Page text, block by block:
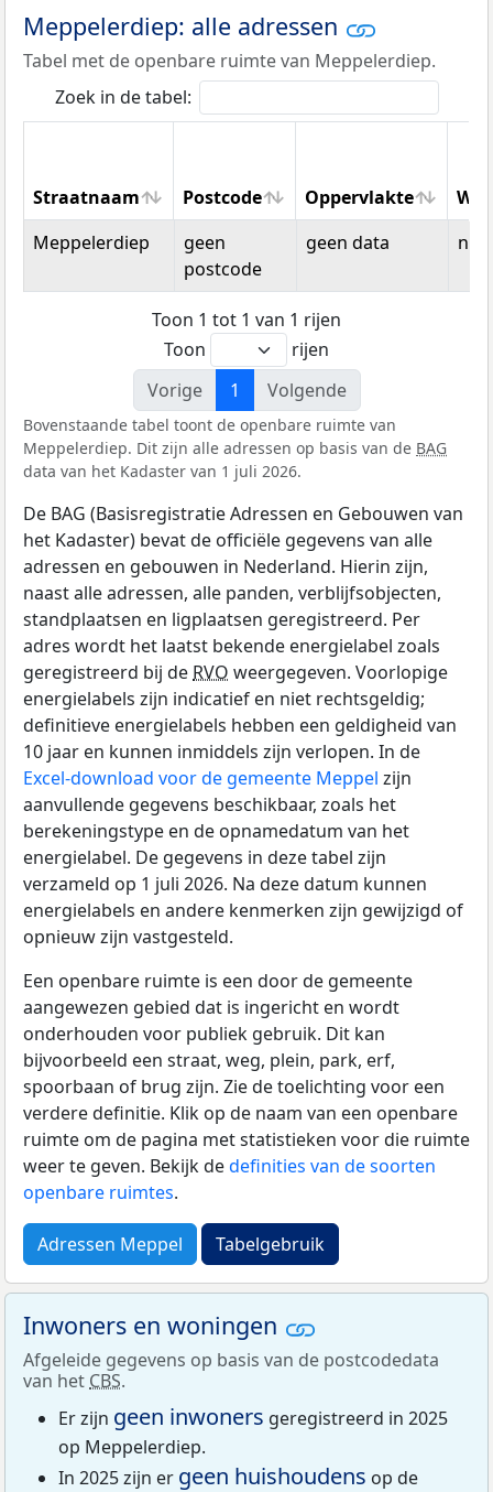
Meppelerdiep: alle adressen
Tabel met de openbare ruimte van Meppelerdiep.
Zoek in de tabel:
Straatnaam Postcode Oppervlakte
Straatnaam
Postcode Oppervlakte
Meppelerdiep
geen
postcode
geen data
Toon 1 tot 1 van 1 rijen
Toon
rijen
Vorige
1 Volgende
Bovenstaande tabel toont de openbare ruimte van
Meppelerdiep. Dit zijn alle adressen op basis van de BAG
data van het Kadaster van 1 juli 2026.
De BAG (Basisregistratie Adressen en Gebouwen van
het Kadaster) bevat de officiële gegevens van alle
adressen en gebouwen in Nederland. Hierin zijn,
naast alle adressen, alle panden, verblijfsobjecten,
standplaatsen en ligplaatsen geregistreerd. Per
adres wordt het laatst bekende energielabel zoals
geregistreerd bij de RVO weergegeven. Voorlopige
energielabels zijn indicatief en niet rechtsgeldig;
definitieve energielabels hebben een geldigheid van
10 jaar en kunnen inmiddels zijn verlopen. In de
Excel-download voor de gemeente Meppel zijn
aanvullende gegevens beschikbaar, zoals het
berekeningstype en de opnamedatum van het
energielabel. De gegevens in deze tabel zijn
verzameld op 1 juli 2026. Na deze datum kunnen
energielabels en andere kenmerken zijn gewijzigd of
opnieuw zijn vastgesteld.
Een openbare ruimte is een door de gemeente
aangewezen gebied dat is ingericht en wordt
onderhouden voor publiek gebruik. Dit kan
bijvoorbeeld een straat, weg, plein, park, erf,
spoorbaan of brug zijn. Zie de toelichting voor een
verdere definitie. Klik op de naam van een openbare
ruimte om de pagina met statistieken voor die ruimte
weer te geven. Bekijk dedefinities van de soorten
openbare ruimtes.
Adressen Meppel Tabelgebruik
Inwoners en woningen
Afgeleide gegevens op basis van de postcodedata
van het CBS.
Er zijn geen inwoners geregistreerd in 2025
op Meppelerdiep.
In 2025 zijn er geen huishoudens op de